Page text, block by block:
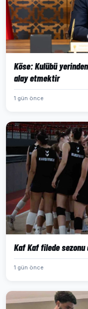
Köse: Kulübü
alay etmektir
1 gün önce
Kaf Kaf filede sezonu
1 gün önce